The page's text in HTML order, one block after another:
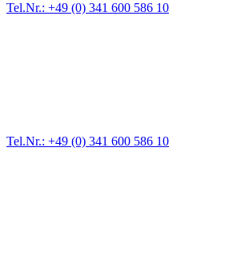
Tel.Nr.: +49 (0) 341 600 586 10
Tel.Nr.: +49 (0) 341 600 586 10